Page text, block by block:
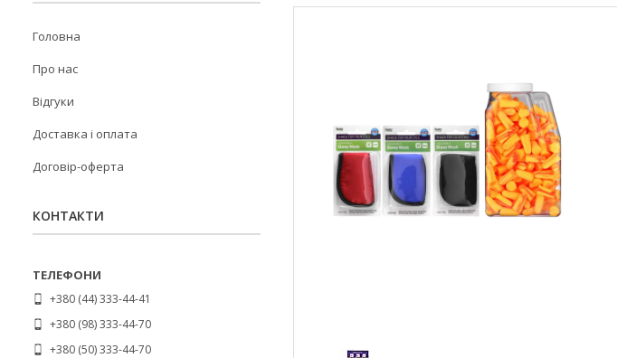
Головна
Про нас
Відгуки
Доставка і оплата
Договір-оферта
КОНТАКТИ
+380 (44) 333-44-41
+380 (98) 333-44-70
+380 (50) 333-44-70